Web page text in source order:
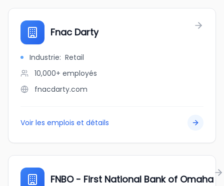
Fnac Darty
Industrie: Retail
10,000+ employés
fnacdarty.com
Voir les emplois et détails
FNBO - First National Bank of Omaha